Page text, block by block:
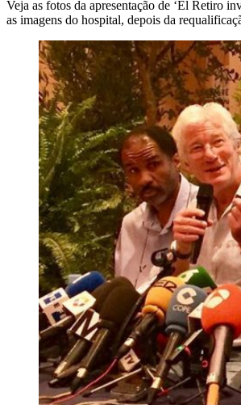
Veja as fotos da apresentação de ‘El Retiro
as imagens do hospital, depois da